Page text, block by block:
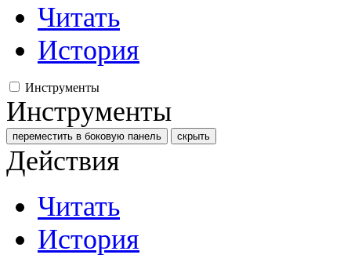
Читать
История
Инструменты
Инструменты
переместить в боковую панель скрыть
Действия
Читать
История